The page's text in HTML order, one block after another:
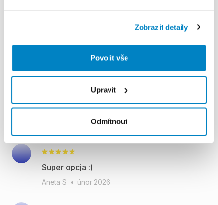
Zobrazit detaily
Povolit vše
Upravit
Odmítnout
miękkim ciut gorzej na twardym śniegu.
Zarówno do długich jak i do szybkich
skrętów. Bawiłem się świetnie na wyjeździe
z tymi nartami. Gorąco polecam.
Pozdrawiam Piotr.
březen 2026
Super opcja :)
Aneta S • únor 2026